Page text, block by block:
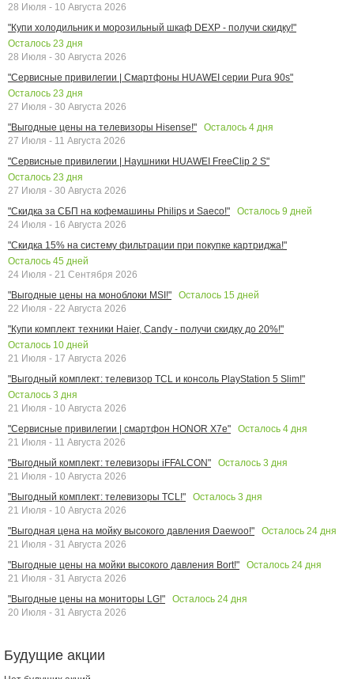
28 Июля - 10 Августа 2026
"Купи холодильник и морозильный шкаф DEXP - получи скидку!"
Осталось 23 дня
28 Июля - 30 Августа 2026
"Сервисные привилегии | Смартфоны HUAWEI серии Pura 90s"
Осталось 23 дня
27 Июля - 30 Августа 2026
"Выгодные цены на телевизоры Hisense!"
Осталось 4 дня
27 Июля - 11 Августа 2026
"Сервисные привилегии | Наушники HUAWEI FreeClip 2 S"
Осталось 23 дня
27 Июля - 30 Августа 2026
"Скидка за СБП на кофемашины Philips и Saeco!"
Осталось 9 дней
24 Июля - 16 Августа 2026
"Скидка 15% на систему фильтрации при покупке картриджа!"
Осталось 45 дней
24 Июля - 21 Сентября 2026
"Выгодные цены на моноблоки MSI!"
Осталось 15 дней
22 Июля - 22 Августа 2026
"Купи комплект техники Haier, Candy - получи скидку до 20%!"
Осталось 10 дней
21 Июля - 17 Августа 2026
"Выгодный комплект: телевизор TCL и консоль PlayStation 5 Slim!"
Осталось 3 дня
21 Июля - 10 Августа 2026
"Сервисные привилегии | смартфон HONOR X7e"
Осталось 4 дня
21 Июля - 11 Августа 2026
"Выгодный комплект: телевизоры iFFALCON"
Осталось 3 дня
21 Июля - 10 Августа 2026
"Выгодный комплект: телевизоры TCL!"
Осталось 3 дня
21 Июля - 10 Августа 2026
"Выгодная цена на мойку высокого давления Daewoo!"
Осталось 24 дня
21 Июля - 31 Августа 2026
"Выгодные цены на мойки высокого давления Bort!"
Осталось 24 дня
21 Июля - 31 Августа 2026
"Выгодные цены на мониторы LG!"
Осталось 24 дня
20 Июля - 31 Августа 2026
Будущие акции